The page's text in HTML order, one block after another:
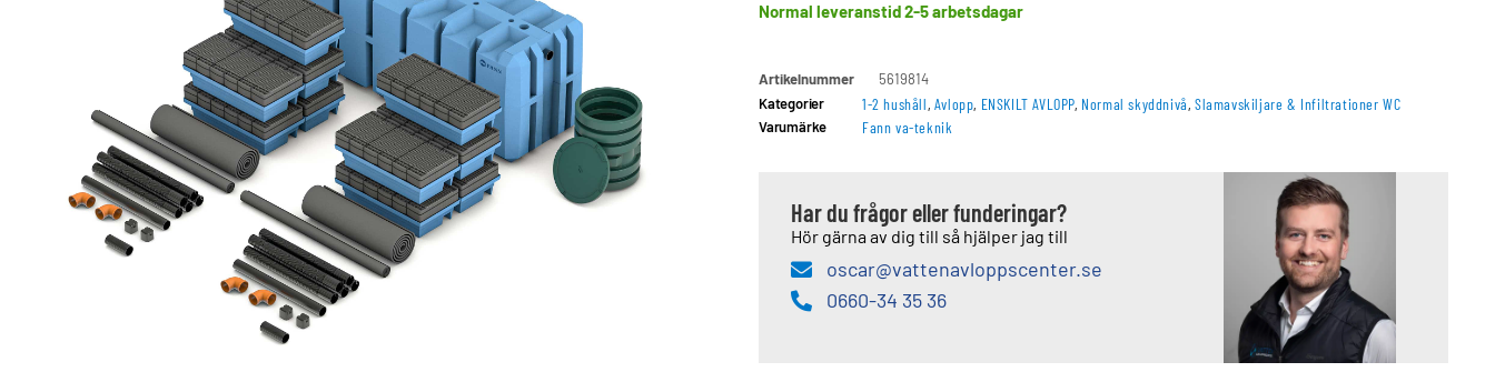
Normal leveranstid 2-5 arbetsdagar
Artikelnummer
5619814
Kategorier
1-2 hushåll, Avlopp, ENSKILT AVLOPP, Normal skyddnivå,Slamavskiljare & Infiltrationer WC
Varumärke Fann va-teknik
Har du frågor eller funderingar?
Hör gärna av dig till så hjälper jag till
oscar@vattenavloppscenter.se
0660-34 35 36